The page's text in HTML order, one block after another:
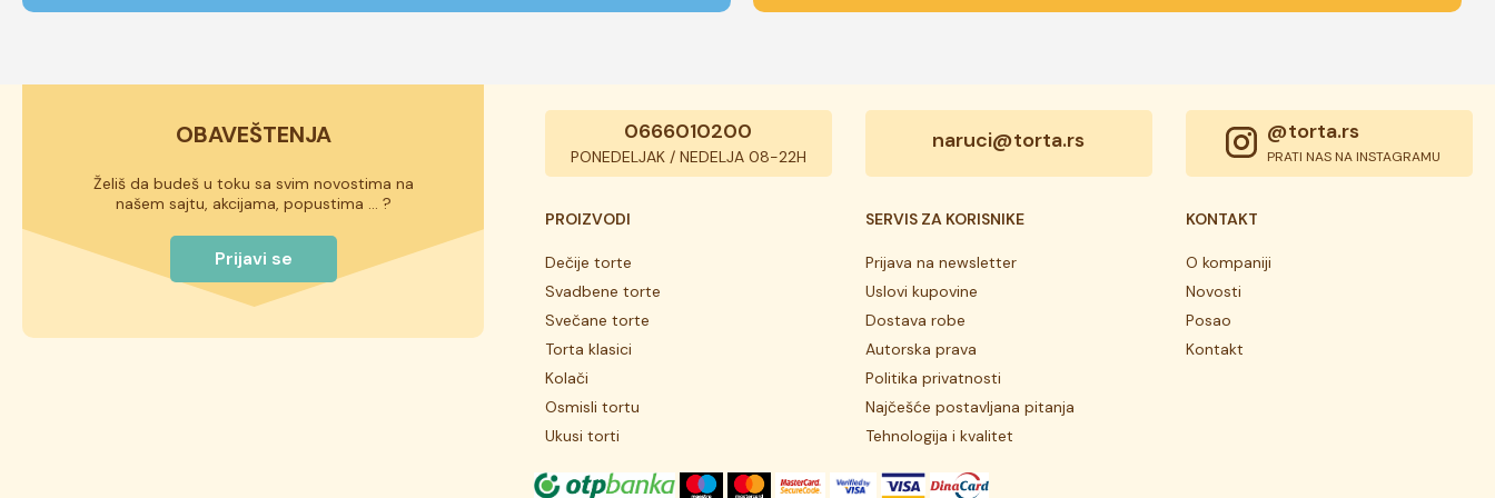
OBAVEŠTENJA
Želiš da budeš u toku sa svim novostima na
našem sajtu, akcijama, popustima ... ?
Prijavi se
0666010200
PONEDELJAK / NEDELJA 08-22H
naruci@torta.rs @torta.rs
PRATI NAS NA INSTAGRAMU
PROIZVODI
Dečije torte
Svadbene torte
Svečane torte
Torta klasici
Kolači
Osmisli tortu
Ukusi torti
SERVIS ZA KORISNIKE
Prijava na newsletter
Uslovi kupovine
Dostava robe
Autorska prava
Politika privatnosti
Najčešće postavljana pitanja
Tehnologija i kvalitet
KONTAKT
O kompaniji
Novosti
Posao
Kontakt